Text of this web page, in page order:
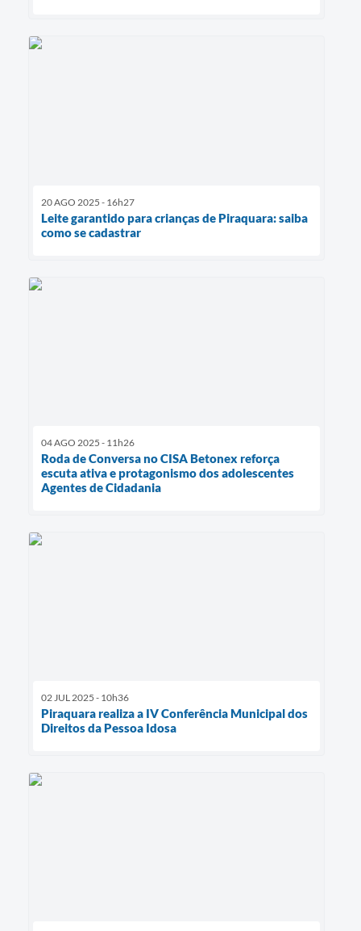
20 AGO 2025 - 16h27
Leite garantido para crianças de Piraquara: saiba
como se cadastrar
04 AGO 2025 - 11h26
Roda de Conversa no CISA Betonex reforça
escuta ativa e protagonismo dos adolescentes
Agentes de Cidadania
02 JUL 2025 - 10h36
Piraquara realiza a IV Conferência Municipal dos
Direitos da Pessoa Idosa